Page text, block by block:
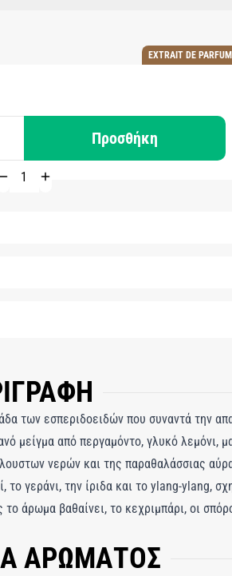
EXTRAIT DE PARFUM
Προσθήκη
των εσπεριδοειδών που συναντά την
μείγμα από περγαμόντο, γλυκό λεμόνι,
νερών και της παραθαλάσσιας
γεράνι, την ίριδα και το ylang-ylang,
άρωμα βαθαίνει, το κεχριμπάρι, οι
που τυλίγει το δέρμα με ζεστασιά που
την κομψότητα, αιχμαλωτίζοντας την
ΑΡΩΜΑΤΟΣ